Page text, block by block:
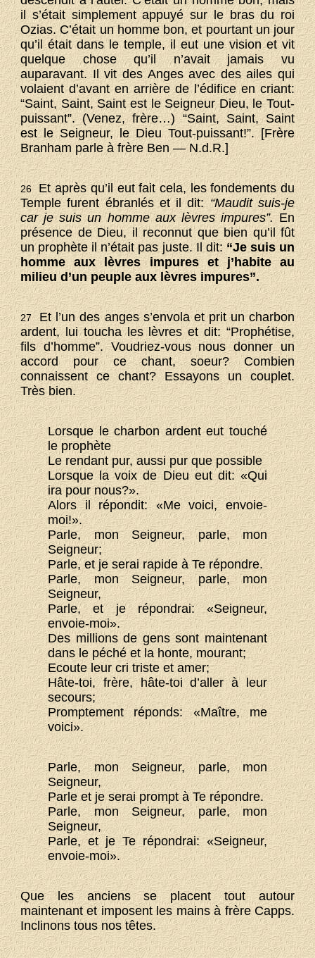
il s’était simplement appuyé sur le bras du roi
Ozias. C’était un homme bon, et pourtant un jour
qu’il était dans le temple, il eut une vision et vit
quelque chose qu’il n’avait jamais vu
auparavant. Il vit des Anges avec des ailes qui
volaient d’avant en arrière de l’édifice en criant:
“Saint, Saint, Saint est le Seigneur Dieu, le Tout-
puissant”. (Venez, frère…) “Saint, Saint, Saint
est le Seigneur, le Dieu Tout-puissant!”. [Frère
Branham parle à frère Ben — N.d.R.]
26Et après qu’il eut fait cela, les fondements du
Temple furent ébranlés et il dit:“Maudit suis-je
car je suis un homme aux lèvres impures”.En
présence de Dieu, il reconnut que bien qu’il fût
un prophète il n’était pas juste. Il dit:“Je suis un
homme aux lèvres impures et j’habite au
milieu d’un peuple aux lèvres impures”.
27Et l’un des anges s’envola et prit un charbon
ardent, lui toucha les lèvres et dit: “Prophétise,
fils d’homme”. Voudriez-vous nous donner un
accord pour ce chant, soeur? Combien
connaissent ce chant? Essayons un couplet.
Très bien.
Lorsque le charbon ardent eut touché
le prophète
Le rendant pur, aussi pur que possible
Lorsque la voix de Dieu eut dit: «Qui
ira pour nous?».
Alors il répondit: «Me voici, envoie-
moi!».
Parle, mon Seigneur, parle, mon
Seigneur;
Parle, et je serai rapide à Te répondre.
Parle, mon Seigneur, parle, mon
Seigneur,
Parle, et je répondrai: «Seigneur,
envoie-moi».
Des millions de gens sont maintenant
dans le péché et la honte, mourant;
Ecoute leur cri triste et amer;
Hâte-toi, frère, hâte-toi d’aller à leur
secours;
Promptement réponds: «Maître, me
voici».
Parle, mon Seigneur, parle, mon
Seigneur,
Parle et je serai prompt à Te répondre.
Parle, mon Seigneur, parle, mon
Seigneur,
Parle, et je Te répondrai: «Seigneur,
envoie-moi».
Que les anciens se placent tout autour
maintenant et imposent les mains à frère Capps.
Inclinons tous nos têtes.